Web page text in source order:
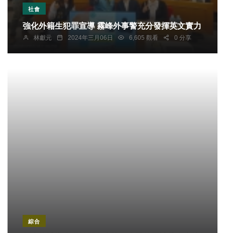
社會
強化外籍生犯罪宣導 霧峰外事警充分發揮英文實力
林獻元 2024年三月06日 6,605 觀看 0 分享
綜合